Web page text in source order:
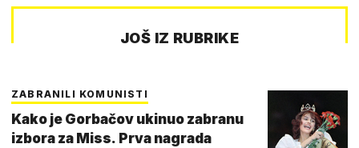
JOŠ IZ RUBRIKE
ZABRANILI KOMUNISTI
Kako je Gorbačov ukinuo zabranu
izbora za Miss. Prva nagrada